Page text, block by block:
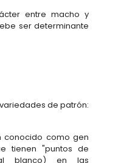
entre macho y
ser determinante
de patrón:
conocido como gen
tienen "puntos de
blanco) en las